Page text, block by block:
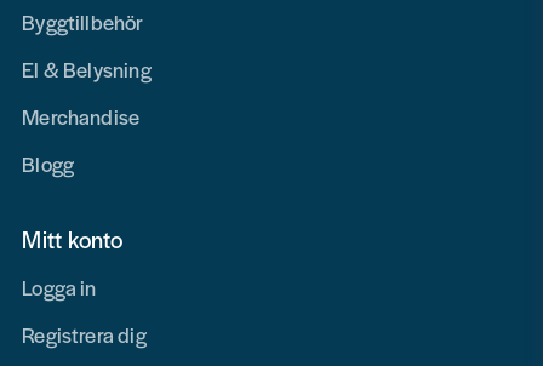
Byggtillbehör
El & Belysning
Merchandise
Blogg
Mitt konto
Logga in
Registrera dig